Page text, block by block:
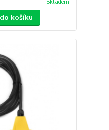
Skladem
košíku